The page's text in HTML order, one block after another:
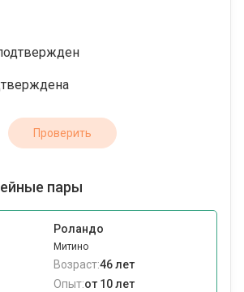
Проверить
пары
Роландо
Митино
Возраст:46 лет
Опыт:от 10 лет